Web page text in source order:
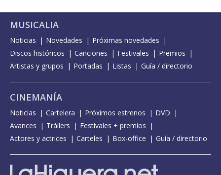
MUSICALIA
Noticias Novedades
Próximas novedades
Discos históricos
Canciones Festivales
Premios
Artistas y grupos
Portadas Listas Guía / directorio
CINEMANÍA
Noticias Cartelera Próximos estrenos
DVD
Avances
Tráilers
Festivales + premios
Actores y actrices
Carteles Box-office Guía / directorio